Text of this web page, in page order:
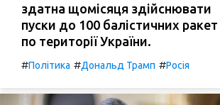
здатна щомісяця здійснювати
пуски до 100 балістичних ракет
по території України.
#Політика #Дональд Трамп #Росія